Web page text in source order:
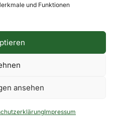
und Funktionen
ansehen
Impressum
Dorfkontakte